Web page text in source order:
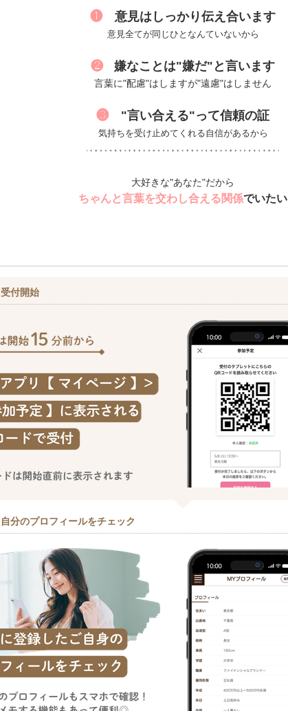
❶意見はしっかり伝え合います
意見全てが同じひとなんていないから
❷ 嫌なことは"嫌だ"と言います
言葉に"配慮"はしますが"遠慮"はしません
❸"言い合える"って信頼の証
気持ちを受け止めてくれる自信があるから
大好きな"あなた"だから
ちゃんと言葉を交わし合える関係でいたい
受付開始
自分のプロフィールをチェック